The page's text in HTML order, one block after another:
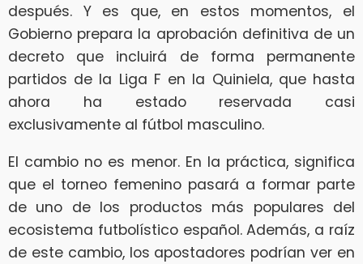
después. Y es que, en estos momentos, el
Gobierno prepara la aprobación definitiva de un
decreto que incluirá de forma permanente
partidos de la Liga F en la Quiniela, que hasta
ahora ha estado reservada casi
exclusivamente al fútbol masculino.
El cambio no es menor. En la práctica, significa
que el torneo femenino pasará a formar parte
de uno de los productos más populares del
ecosistema futbolístico español. Además, a raíz
de este cambio, los apostadores podrían ver en